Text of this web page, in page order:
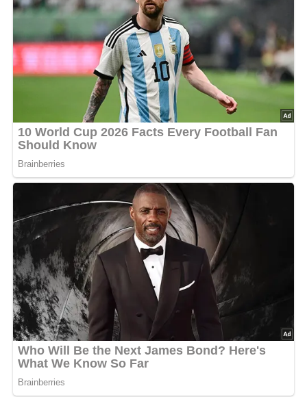
mischen. Hack mit Salz, 1 Prise Zucker, Zimt und Pfeffer
scharf anbraten. Zum Blumenkohl geben und
portionsweise auf den portionierten Tellern den Joghurt
darüber verteilen.
5/5(1 Bewertung)